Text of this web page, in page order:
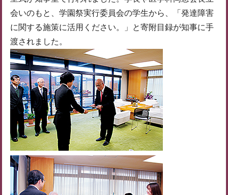
会いのもと、学園祭実行委員会の学生から、「発達障害
に関する施策に活用ください。」と寄附目録が知事に手
渡されました。